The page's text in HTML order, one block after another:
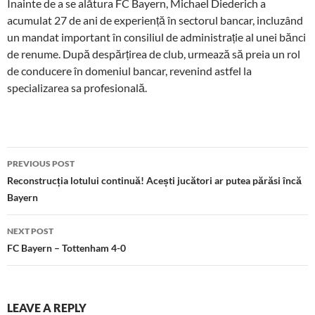
Înainte de a se alătura FC Bayern, Michael Diederich a
acumulat 27 de ani de experiență în sectorul bancar, incluzând
un mandat important în consiliul de administrație al unei bănci
de renume. După despărțirea de club, urmează să preia un rol
de conducere în domeniul bancar, revenind astfel la
specializarea sa profesională.
Post
navigation
PREVIOUS POST
Reconstrucția lotului continuă! Acești jucători ar putea părăsi încă
Bayern
NEXT POST
FC Bayern – Tottenham 4-0
LEAVE A REPLY